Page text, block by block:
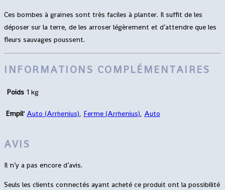
Ces bombes à graines sont très faciles à planter. Il suffit de les
déposer sur la terre, de les arroser légèrement et d’attendre que les
fleurs sauvages poussent.
INFORMATIONS COMPLÉMENTAIRES
Poids 1 kg
Empil' Auto (Arrhenius), Ferme (Arrhenius), Auto
AVIS
Il n’y a pas encore d’avis.
Seuls les clients connectés ayant acheté ce produit ont la possibilité